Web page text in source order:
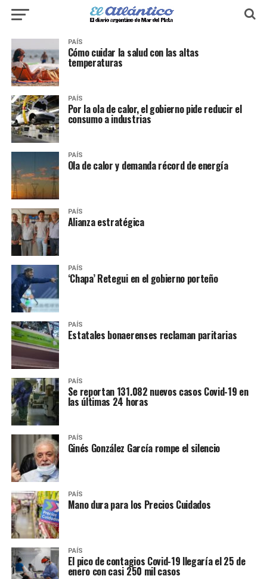
PAÍS
Cómo cuidar la salud con las altas
temperaturas
PAÍS
Por la ola de calor, el gobierno pide reducir el
consumo a industrias
PAÍS
Ola de calor y demanda récord de energía
PAÍS
Alianza estratégica
PAÍS
‘Chapa’ Retegui en el gobierno porteño
PAÍS
Estatales bonaerenses reclaman paritarias
PAÍS
Se reportan 131.082 nuevos casos Covid-19 en
las últimas 24 horas
PAÍS
Ginés González García rompe el silencio
PAÍS
Mano dura para los Precios Cuidados
PAÍS
El pico de contagios Covid-19 llegaría el 25 de
enero con casi 250 mil casos